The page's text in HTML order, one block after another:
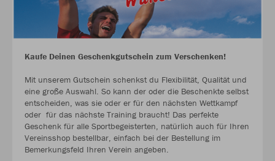
Kaufe Deinen Geschenkgutschein zum Verschenken!
Mit unserem Gutschein schenkst du Flexibilität, Qualität und
eine große Auswahl. So kann der oder die Beschenkte selbst
entscheiden, was sie oder er für den nächsten Wettkampf
oder für das nächste Training braucht! Das perfekte
Geschenk für alle Sportbegeisterten, natürlich auch für Ihren
Vereinsshop bestellbar, einfach bei der Bestellung im
Bemerkungsfeld Ihren Verein angeben.